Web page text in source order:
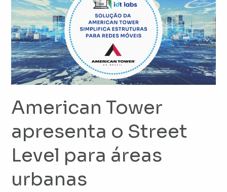
American Tower
apresenta o Street
Level para áreas
urbanas
apresenta
o
Street
Level
para
áreas